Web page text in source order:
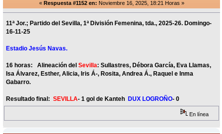
« Respuesta #1152 en: Noviembre 16, 2025, 18:21 Horas »
11ª Jor.; Partido del Sevilla, 1ª División Femenina, tda., 2025-26. Domingo-
16-11-25
Estadio Jesús Navas.
16 horas: Alineación delSevilla: Sullastres, Débora García, Eva Llamas,
Isa Álvarez, Esther, Alicia, Iris Á-, Rosita, Andrea Á., Raquel e Inma
Gabarro.
Resultado final:SEVILLA- 1 gol de KantehDUX LOGROÑO- 0
En línea